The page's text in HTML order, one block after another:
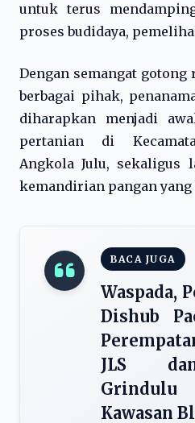
untuk terus
proses budidaya,
Dengan semangat gotong
berbagai pihak,
diharapkan menjadi
pertanian di
Angkola Julu, sekaligus
kemandirian pangan
BACA JUGA
Waspada,
Dishub
JLS
Kawasan